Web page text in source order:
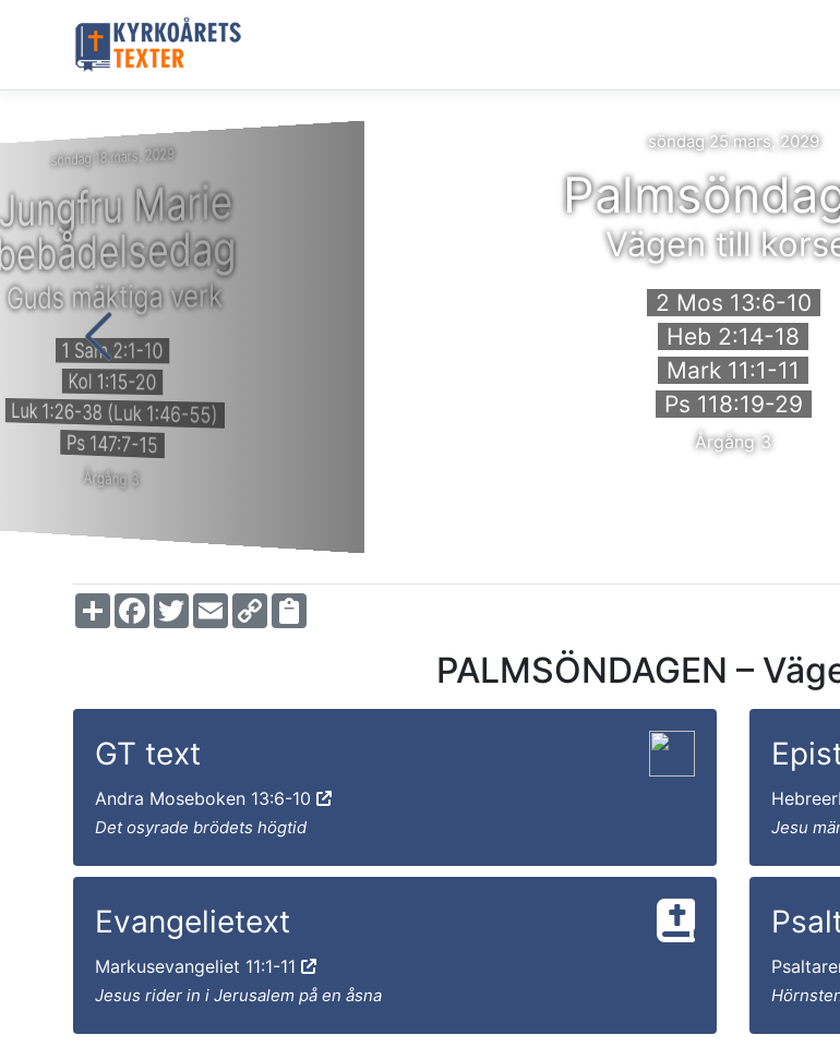
söndag 18 mars, 2029
Marie
Guds mäktiga verk
1 Sam 2:1-10
Kol 1:15-20
Luk 1:26-38 (Luk 1:46-55)
Ps 147:7-15
Årgång 3
söndag 25 mars, 2029
Vägen till
2 Mos 13:6-10
Heb 2:14-18
Mark 11:1-11
Ps 118:19-29
Årgång 3
ShareFacebook
TwitterEmailCopy
Link
PALMSÖNDAGEN –
GT text
Andra Moseboken 13:6-10
Det osyrade brödets högtid Jesu
Evangelietext
Markusevangeliet 11:1-11
Jesus rider in i Jerusalem på en åsna